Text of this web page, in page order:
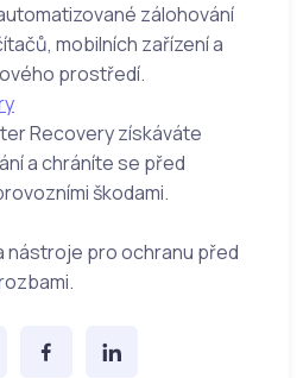
zálohování
mobilních zařízení a
prostředí.
Recovery získáváte
a chráníte se před
škodami.
nástroje pro ochranu před